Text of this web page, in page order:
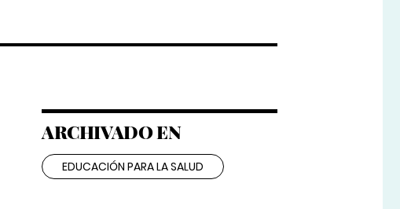
ARCHIVADO EN
EDUCACIÓN PARA LA SALUD